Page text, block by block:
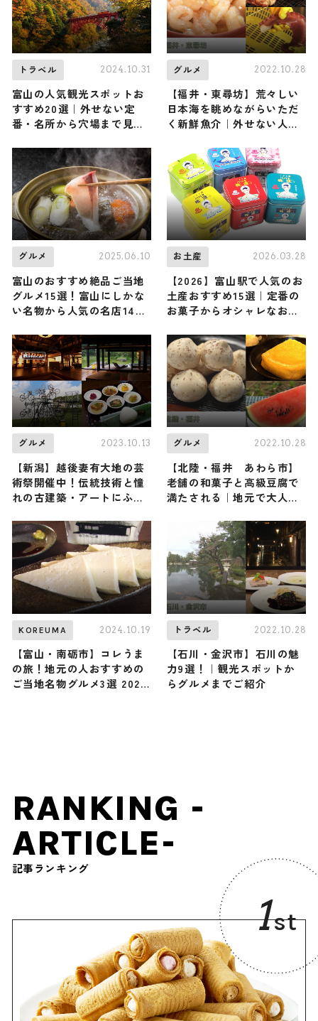
トラベル 2024.10.31
富山の人気観光スポットお
すすめ20選｜外せない定
番・名所から穴場まで見ど
グルメ 2022.10.28
【福井・東尋坊】荒々しい
日本海を眺めながらいただ
く新鮮魚介｜外せない人気
グルメ 2025.06.10
富山のおすすめ絶品ご当地
グルメ15選！富山にしかな
い名物から人気の名店14選
お土産 2026.03.28
【2026】富山駅で人気のお
土産おすすめ15選｜定番の
お菓子からオシャレなお土
紹介
グルメ 2023.10.13
【新潟】越後妻有大地の芸
術祭開催中！伝統技術と憧
れの古建築・アートにふれ
グルメ 2022.10.28
【北陸・福井 あわら市】
老舗の和菓子と高級豆腐で
満たされる｜地元で大人気
KOREUMA 2024.10.19
【富山・南砺市】コレうま
の旅！地元の人おすすめの
ご当地名物グルメ3選 2024
トラベル 2022.10.28
【石川・金沢市】石川の魅
力9選！｜観光スポットか
らグルメまでご紹介
RANKING -
ARTICLE-
記事ランキング
1st